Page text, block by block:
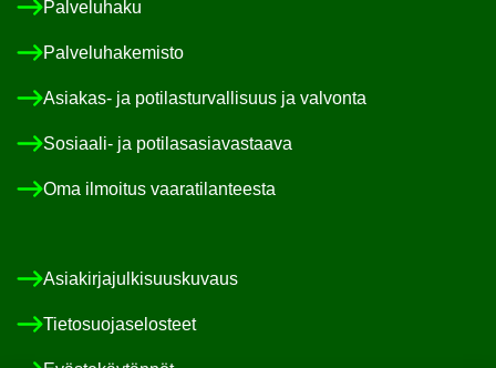
Pal­ve­lu­ha­ku
Pal­ve­lu­ha­ke­mis­to
Asiakas-​ ja po­ti­las­tur­val­li­suus ja val­von­ta
Sosiaali-​ ja po­ti­las­asia­vas­taa­va
Oma il­moi­tus vaa­ra­ti­lan­tees­ta
Asia­kir­ja­jul­ki­suus­ku­vaus
Tie­to­suo­ja­se­los­teet